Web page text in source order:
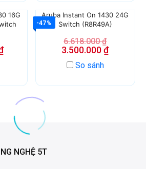
16G
-47%
Aruba Instant On 1430 24G
Switch (R8R49A)
6.618.000₫
3.500.000₫
So sánh
NGHỆ 5T